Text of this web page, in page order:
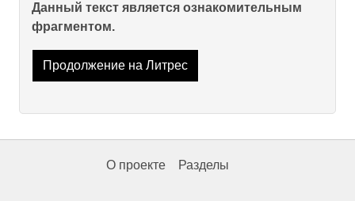
Данный текст является ознакомительным
фрагментом.
Продолжение на Литрес
О проекте Разделы